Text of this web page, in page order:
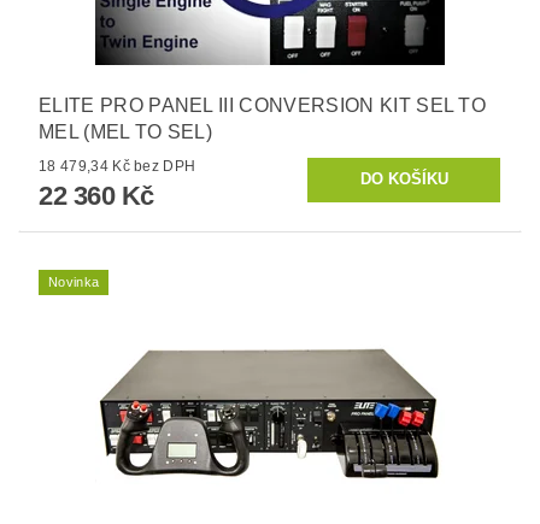
ELITE PRO PANEL III CONVERSION KIT SEL TO
MEL (MEL TO SEL)
18 479,34 Kč bez DPH
22 360 Kč
Novinka